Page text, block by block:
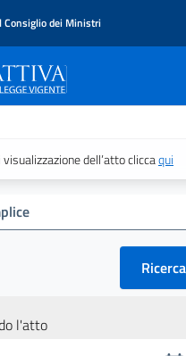
Consiglio dei Ministri
- Il
dell’atto cliccaqui
l'atto